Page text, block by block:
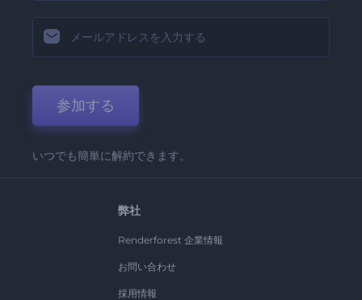
参加する
いつでも簡単に解約できます。
弊社
Renderforest 企業情報
お問い合わせ
採用情報